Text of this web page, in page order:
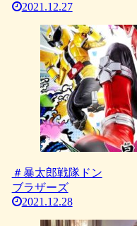
2021.12.27
＃暴太郎戦隊ドン
ブラザーズ
2021.12.28